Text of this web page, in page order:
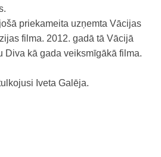
priekameita uzņemta Vācijas
filma. 2012. gadā tā Vācijā
Diva kā gada veiksmīgākā filma.
Iveta Galēja.